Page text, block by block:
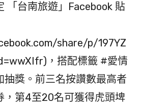
「台南旅遊」Facebook 貼
share/p/197YZ
，搭配標籤 #愛情
抽獎。前三名按讚數最高者
，第4至20名可獲得虎頭埤